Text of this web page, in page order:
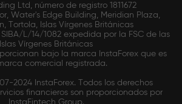
Ltd, número de registro 1811672
Water's Edge Building, Meridian Plaza,
Tortola, Islas Vírgenes Británicas
L/14/1082 expedida por la FSC de las
Islas Vírgenes Británicas
bajo la marca InstaForex que es
comercial registrada.
2024 InstaForex. Todos los derechos
financieros son proporcionados por
InstaFintech Group.